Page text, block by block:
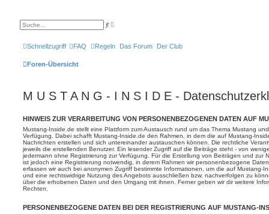
S
h
e i
c
e
Schnellzugriff FAQ Regeln Das Forum Der Club
Foren-Übersicht
M U S T A N G - I N S I D E -
HINWEIS ZUR VERARBEITUNG VON PERSONENBEZOGENEN DATEN AUF
Mustang-Inside.de stellt eine Plattform zum Austausch rund um das Thema Mustang
Verfügung. Dabei schafft Mustang-Inside.de den Rahmen, in dem die auf Mustang-
Nachrichten erstellen und sich untereinander austauschen können. Die rechtliche
jeweils die erstellenden Benutzer. Ein lesender Zugriff auf die Beiträge steht - von
jedermann ohne Registrierung zur Verfügung. Für die Erstellung von Beiträgen und zur
ist jedoch eine Registrierung notwendig, in derem Rahmen wir personenbezogene
erfassen wir auch bei anonymen Zugriff bestimmte Informationen, um die auf Mustang-
und eine rechtswidrige Nutzung des Angebots ausschließen bzw. nachverfolgen zu
über die erhobenen Daten und den Umgang mit ihnen. Ferner geben wir dir weitere
Rechten.
PERSONENBEZOGENE DATEN BEI DER REGISTRIERUNG AUF MUSTANG-